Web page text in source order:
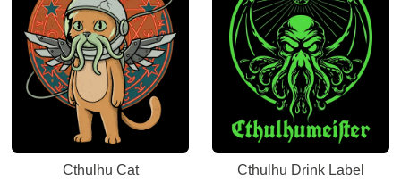
Cthulhu Cat Cthulhu Drink Label